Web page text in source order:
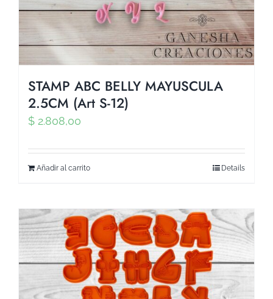
STAMP ABC BELLY MAYUSCULA
2.5CM (Art S-12)
$ 2.808,00
Añadir al carrito Details